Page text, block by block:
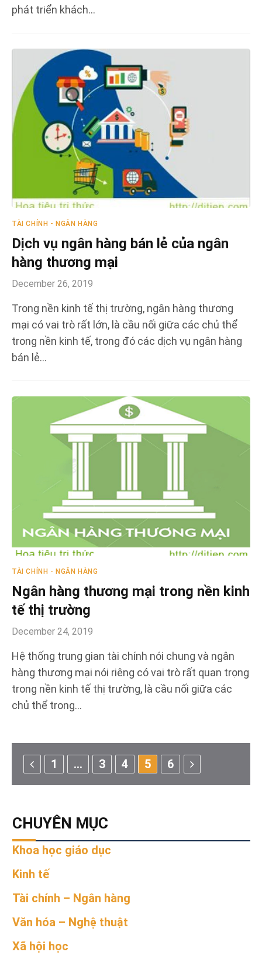
phát triển khách…
TÀI CHÍNH - NGÂN HÀNG
Dịch vụ ngân hàng bán lẻ của ngân
hàng thương mại
December 26, 2019
Trong nền kinh tế thị trường, ngân hàng thương
mại có vai trò rất lớn, là cầu nối giữa các chủ thể
trong nền kinh tế, trong đó các dịch vụ ngân hàng
bán lẻ…
TÀI CHÍNH - NGÂN HÀNG
Ngân hàng thương mại trong nền kinh
tế thị trường
December 24, 2019
Hệ thống trung gian tài chính nói chung và ngân
hàng thương mại nói riêng có vai trò rất quan trọng
trong nền kinh tế thị trường, là cầu nối giữa các
chủ thể trong…
Previous
1 … 3 4 5 6 Next
CHUYÊN MỤC
Khoa học giáo dục
Kinh tế
Tài chính – Ngân hàng
Văn hóa – Nghệ thuật
Xã hội học